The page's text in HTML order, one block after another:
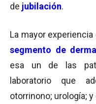
de jubilación.
La mayor experiencia
segmento de
esa un de las
laboratorio que
otorrinono; urología;